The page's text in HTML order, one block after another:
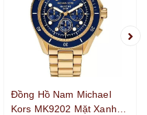
Đồng Hồ Nam Michael
Kors MK9202 Mặt Xanh